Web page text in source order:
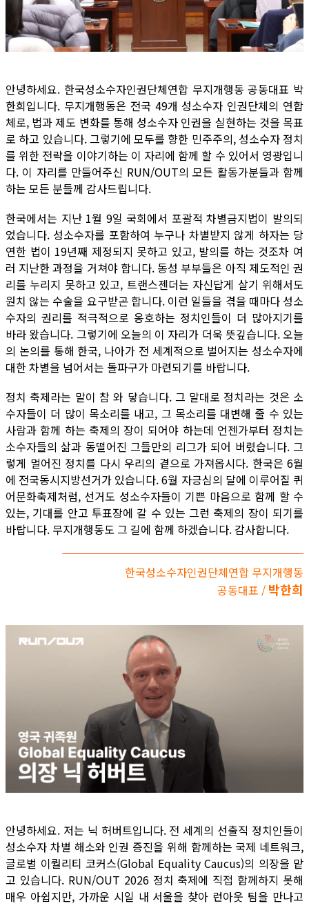
안녕하세요. 한국성소수자인권단체연합 무지개행동 공동대표 박
한희입니다. 무지개행동은 전국 49개 성소수자 인권단체의 연합
체로, 법과 제도 변화를 통해 성소수자 인권을 실현하는 것을 목표
로 하고 있습니다. 그렇기에 모두를 향한 민주주의, 성소수자 정치
를 위한 전략을 이야기하는 이 자리에 함께 할 수 있어서 영광입니
다. 이 자리를 만들어주신 RUN/OUT의 모든 활동가분들과 함께
하는 모든 분들께 감사드립니다.
한국에서는 지난 1월 9일 국회에서 포괄적 차별금지법이 발의되
었습니다. 성소수자를 포함하여 누구나 차별받지 않게 하자는 당
연한 법이 19년째 제정되지 못하고 있고, 발의를 하는 것조차 여
러 지난한 과정을 거쳐야 합니다. 동성 부부들은 아직 제도적인 권
리를 누리지 못하고 있고, 트랜스젠더는 자신답게 살기 위해서도
원치 않는 수술을 요구받곤 합니다. 이런 일들을 겪을 때마다 성소
수자의 권리를 적극적으로 옹호하는 정치인들이 더 많아지기를
바라 왔습니다. 그렇기에 오늘의 이 자리가 더욱 뜻깊습니다. 오늘
의 논의를 통해 한국, 나아가 전 세계적으로 벌어지는 성소수자에
대한 차별을 넘어서는 돌파구가 마련되기를 바랍니다.
정치 축제라는 말이 참 와 닿습니다. 그 말대로 정치라는 것은 소
수자들이 더 많이 목소리를 내고, 그 목소리를 대변해 줄 수 있는
사람과 함께 하는 축제의 장이 되어야 하는데 언젠가부터 정치는
소수자들의 삶과 동떨어진 그들만의 리그가 되어 버렸습니다. 그
렇게 멀어진 정치를 다시 우리의 곁으로 가져옵시다. 한국은 6월
에 전국동시지방선거가 있습니다. 6월 자긍심의 달에 이루어질 퀴
어문화축제처럼, 선거도 성소수자들이 기쁜 마음으로 함께 할 수
있는, 기대를 안고 투표장에 갈 수 있는 그런 축제의 장이 되기를
바랍니다. 무지개행동도 그 길에 함께 하겠습니다. 감사합니다.
한국성소수자인권단체연합 무지개행동
공동대표 / 박한희
안녕하세요. 저는 닉 허버트입니다. 전 세계의 선출직 정치인들이
성소수자 차별 해소와 인권 증진을 위해 함께하는 국제 네트워크,
글로벌 이퀄리티 코커스(Global Equality Caucus)의 의장을 맡
고 있습니다. RUN/OUT 2026 정치 축제에 직접 함께하지 못해
매우 아쉽지만, 가까운 시일 내 서울을 찾아 런아웃 팀을 만나고